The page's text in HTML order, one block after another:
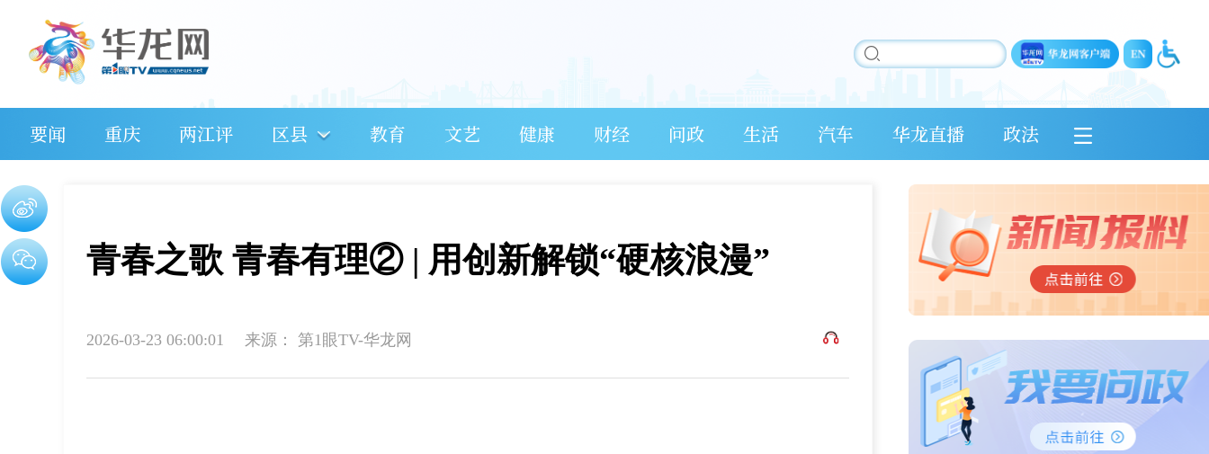
要闻 重庆 两江评 区县 教育 文艺 健康 财经 问政 生活 汽车 华龙直播 政法
青春之歌 青春有理② | 用创新解锁“硬核浪漫”
2026-03-23 06:00:01 来源： 第1眼TV-华龙网